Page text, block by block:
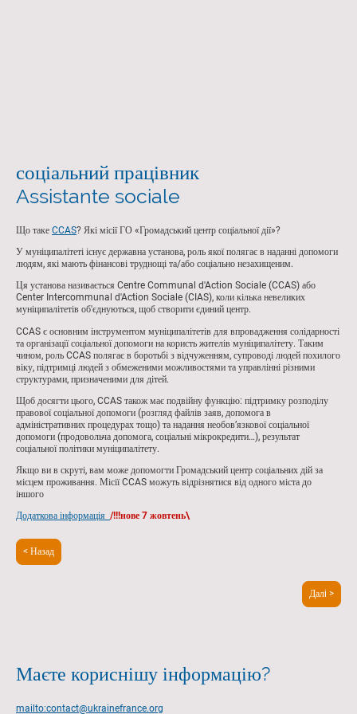
соціальний працівник
Assistante sociale
Що таке CCAS? Які місії ГО «Громадський центр соціальної дії»?
У муніципалітеті існує державна установа, роль якої полягає в наданні допомоги
людям, які мають фінансові труднощі та/або соціально незахищеним.
Ця установа називається Centre Communal d'Action Sociale (CCAS) або
Center Intercommunal d'Action Sociale (CIAS), коли кілька невеликих
муніципалітетів об'єднуються, щоб створити єдиний центр.
CCAS є основним інструментом муніципалітетів для впровадження солідарності
та організації соціальної допомоги на користь жителів муніципалітету. Таким
чином, роль CCAS полягає в боротьбі з відчуженням, супроводі людей похилого
віку, підтримці людей з обмеженими можливостями та управлінні різними
структурами, призначеними для дітей.
Щоб досягти цього, CCAS також має подвійну функцію: підтримку розподілу
правової соціальної допомоги (розгляд файлів заяв, допомога в
адміністративних процедурах тощо) та надання необов’язкової соціальної
допомоги (продовольча допомога, соціальні мікрокредити…), результат
соціальної політики муніципалітету.
Якщо ви в скруті, вам може допомогти Громадський центр соціальних дій за
місцем проживання. Місії CCAS можуть відрізнятися від одного міста до
іншого
Додаткова інформація /!!!нове 7 жовтень\
< Назад
Далi >
Маєте кориснішу інформацію?
mailto:contact@ukrainefrance.org